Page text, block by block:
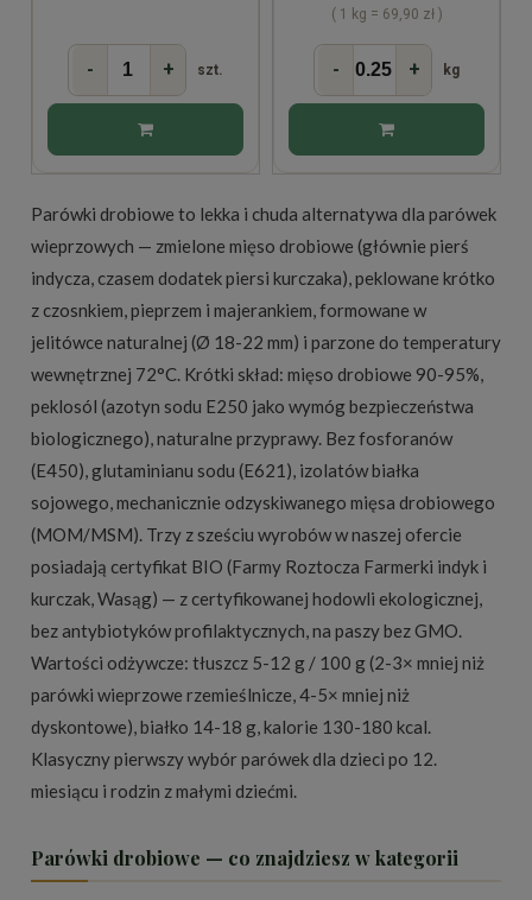
- + szt.
( 1 kg = 69,90 zł )
- + kg
Parówki drobiowe to lekka i chuda alternatywa dla parówek
wieprzowych — zmielone mięso drobiowe (głównie pierś
indycza, czasem dodatek piersi kurczaka), peklowane krótko
z czosnkiem, pieprzem i majerankiem, formowane w
jelitówce naturalnej (Ø 18-22 mm) i parzone do temperatury
wewnętrznej 72°C. Krótki skład: mięso drobiowe 90-95%,
peklosól (azotyn sodu E250 jako wymóg bezpieczeństwa
biologicznego), naturalne przyprawy. Bez fosforanów
(E450), glutaminianu sodu (E621), izolatów białka
sojowego, mechanicznie odzyskiwanego mięsa drobiowego
(MOM/MSM). Trzy z sześciu wyrobów w naszej ofercie
posiadają certyfikat BIO (Farmy Roztocza Farmerki indyk i
kurczak, Wasąg) — z certyfikowanej hodowli ekologicznej,
bez antybiotyków profilaktycznych, na paszy bez GMO.
Wartości odżywcze: tłuszcz 5-12 g / 100 g (2-3× mniej niż
parówki wieprzowe rzemieślnicze, 4-5× mniej niż
dyskontowe), białko 14-18 g, kalorie 130-180 kcal.
Klasyczny pierwszy wybór parówek dla dzieci po 12.
miesiącu i rodzin z małymi dziećmi.
Parówki drobiowe — co znajdziesz w kategorii